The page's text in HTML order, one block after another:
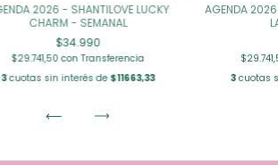
2026 - SHANTILOVE LUCKY
CHARM - SEMANAL
$34.990
$29.741,50con Transferencia
3cuotas sin interés de$11663,33
AGENDA
3 cuotas